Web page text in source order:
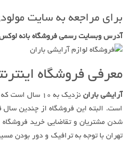
برای مراجعه به سایت
آدرس وبسایت رسمی فروشگاه بانه
معرفی فروشگاه
آرایشی باران
نزدیک به ۱۰
است. البته این فروشگاه از چندین
شدن مشتریان و تقاضایی خرید
تهران با توجه به ترافیک و دور بودن